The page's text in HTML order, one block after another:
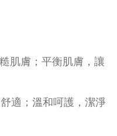
肌膚；平衡肌膚，讓
適；溫和呵護，潔淨